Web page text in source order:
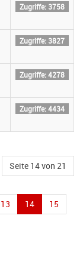
Zugriffe: 3758
Zugriffe: 3827
Zugriffe: 4278
Zugriffe: 4434
Seite 14 von 21
13 14 15